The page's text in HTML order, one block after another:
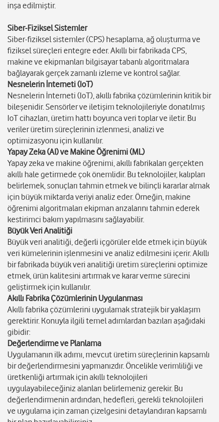
inşa edilmiştir.
Siber-Fiziksel Sistemler
Siber-fiziksel sistemler (CPS) hesaplama, ağ oluşturma ve
fiziksel süreçleri entegre eder. Akıllı bir fabrikada CPS,
makine ve ekipmanları bilgisayar tabanlı algoritmalara
bağlayarak gerçek zamanlı izleme ve kontrol sağlar.
Nesnelerin İnterneti (IoT)
Nesnelerin İnterneti (IoT), akıllı fabrika çözümlerinin kritik bir
bileşenidir. Sensörler ve iletişim teknolojileriyle donatılmış
IoT cihazları, üretim hattı boyunca veri toplar ve iletir. Bu
veriler üretim süreçlerinin izlenmesi, analizi ve
optimizasyonu için kullanılır.
Yapay Zeka (AI) ve Makine Öğrenimi (ML)
Yapay zeka ve makine öğrenimi, akıllı fabrikaları gerçekten
akıllı hale getirmede çok önemlidir. Bu teknolojiler, kalıpları
belirlemek, sonuçları tahmin etmek ve bilinçli kararlar almak
için büyük miktarda veriyi analiz eder. Örneğin, makine
öğrenimi algoritmaları ekipman arızalarını tahmin ederek
kestirimci bakım yapılmasını sağlayabilir.
Büyük Veri Analitiği
Büyük veri analitiği, değerli içgörüler elde etmek için büyük
veri kümelerinin işlenmesini ve analiz edilmesini içerir. Akıllı
bir fabrikada büyük veri analitiği üretim süreçlerini optimize
etmek, ürün kalitesini artırmak ve karar verme sürecini
geliştirmek için kullanılır.
Akıllı Fabrika Çözümlerinin Uygulanması
Akıllı fabrika çözümlerini uygulamak stratejik bir yaklaşım
gerektirir. Konuyla ilgili temel adımlardan bazıları aşağıdaki
gibidir:
Değerlendirme ve Planlama
Uygulamanın ilk adımı, mevcut üretim süreçlerinin kapsamlı
bir değerlendirmesini yapmanızdır. Öncelikle verimliliği ve
üretkenliği artırmak için akıllı teknolojileri
uygulayabileceğiniz alanları belirlemeniz gerekir. Bu
değerlendirmenin ardından, hedefleri, gerekli teknolojileri
ve uygulama için zaman çizelgesini detaylandıran kapsamlı